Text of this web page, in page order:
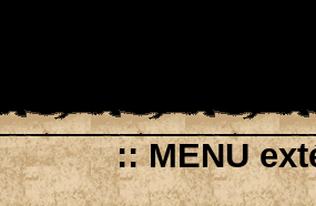
:: MENU